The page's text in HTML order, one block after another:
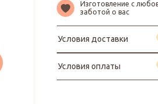
Изготовление с
заботой о вас
Условия доставки
Условия оплаты